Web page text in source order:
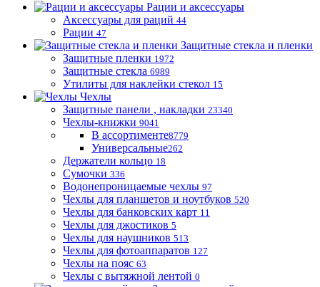
Рации и аксессуары
Аксессуары для раций 44
Рации 47
Защитные стекла и пленки
Защитные пленки 1972
Защитные стекла 6989
Утилиты для наклейки стекол 15
Чехлы
Защитные панели , накладки 23340
Чехлы-книжки 9041
В ассортименте8779
Универсальные262
Держатели кольцо 18
Сумочки 336
Водонепроницаемые чехлы 97
Чехлы для планшетов и ноутбуков 520
Чехлы для банковских карт 11
Чехлы для джостиков 5
Чехлы для наушников 513
Чехлы для фотоаппаратов 127
Чехлы на пояс 63
Чехлы с вытяжной лентой 0